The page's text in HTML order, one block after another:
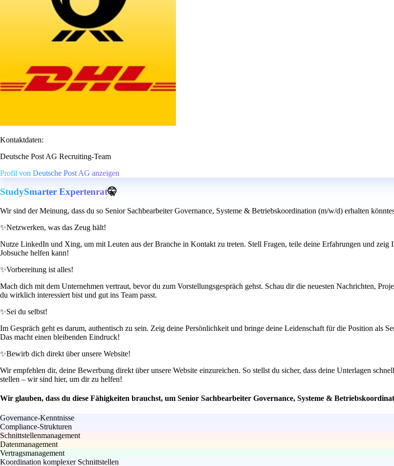
Kontaktdaten:
Deutsche Post AG Recruiting-Team
Profil von Deutsche Post AG anzeigen
StudySmarter Expertenrat🤫
Wir sind der Meinung, dass du so Senior Sachbearbeiter Governance, Systeme & Betriebskoordination (m/w/d) erhalten
✨Netzwerken, was das Zeug hält!
Nutze LinkedIn und Xing, um mit Leuten aus der Branche in Kontakt zu treten. Stell Fragen, teile deine Erfahrungen und zeig
Jobsuche helfen kann!
✨Vorbereitung ist alles!
Mach dich mit dem Unternehmen vertraut, bevor du zum Vorstellungsgespräch gehst. Schau dir die neuesten Nachrichten,
du wirklich interessiert bist und gut ins Team passt.
✨Sei du selbst!
Im Gespräch geht es darum, authentisch zu sein. Zeig deine Persönlichkeit und bringe deine Leidenschaft für die Position als
Das macht einen bleibenden Eindruck!
✨Bewirb dich direkt über unsere Website!
Wir empfehlen dir, deine Bewerbung direkt über unsere Website einzureichen. So stellst du sicher, dass deine Unterlagen
stellen – wir sind hier, um dir zu helfen!
Wir glauben, dass du diese Fähigkeiten brauchst, um Senior Sachbearbeiter Governance, Systeme &
Governance-Kenntnisse
Compliance-Strukturen
Schnittstellenmanagement
Datenmanagement
Vertragsmanagement
Koordination komplexer Schnittstellen